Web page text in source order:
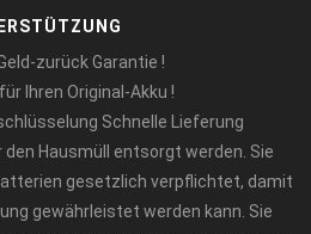
zurück Garantie !
Ihren Original-Akku !
Schnelle Lieferung
Hausmüll entsorgt werden. Sie
gesetzlich verpflichtet, damit
gewährleistet werden kann. Sie